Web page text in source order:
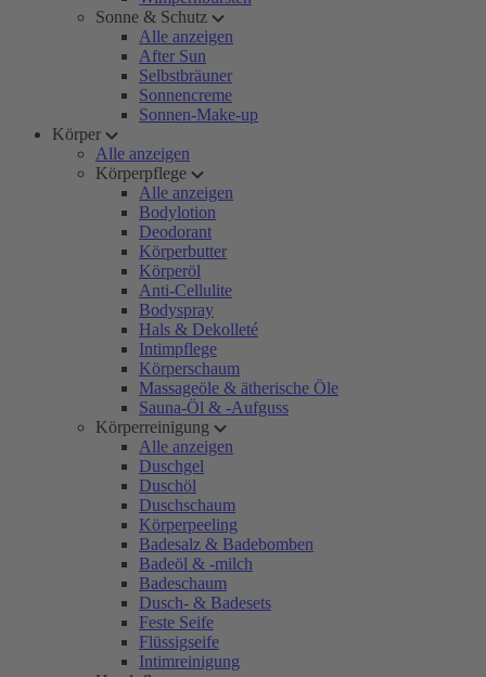
Sonne & Schutz
Alle anzeigen
After Sun
Selbstbräuner
Sonnencreme
Sonnen-Make-up
Körper
Alle anzeigen
Körperpflege
Alle anzeigen
Bodylotion
Deodorant
Körperbutter
Körperöl
Anti-Cellulite
Bodyspray
Hals & Dekolleté
Intimpflege
Körperschaum
Massageöle & ätherische Öle
Sauna-Öl & -Aufguss
Körperreinigung
Alle anzeigen
Duschgel
Duschöl
Duschschaum
Körperpeeling
Badesalz & Badebomben
Badeöl & -milch
Badeschaum
Dusch- & Badesets
Feste Seife
Flüssigseife
Intimreinigung